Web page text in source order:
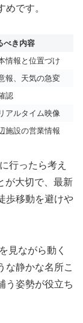
です。
べき内容
情報と位置づけ
報、天気の急変
認
アルタイム映像
施設の営業情報
行ったら考え
が大切で、最新
歩移動を避けや
見ながら動く
な静かな名所こ
う姿勢が役立ち